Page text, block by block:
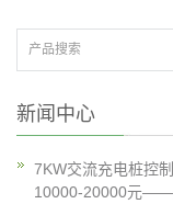
新闻中心
7KW交流充电桩控
10000-20000元——